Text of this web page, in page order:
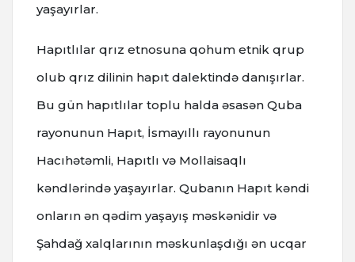
yaşayırlar.
Hapıtlılar qrız etnosuna qohum etnik qrup
olub qrız dilinin hapıt dalektində danışırlar.
Bu gün hapıtlılar toplu halda əsasən Quba
rayonunun Hapıt, İsmayıllı rayonunun
Hacıhətəmli, Hapıtlı və Mollaisaqlı
kəndlərində yaşayırlar. Qubanın Hapıt kəndi
onların ən qədim yaşayış məskənidir və
Şahdağ xalqlarının məskunlaşdığı ən ucqar